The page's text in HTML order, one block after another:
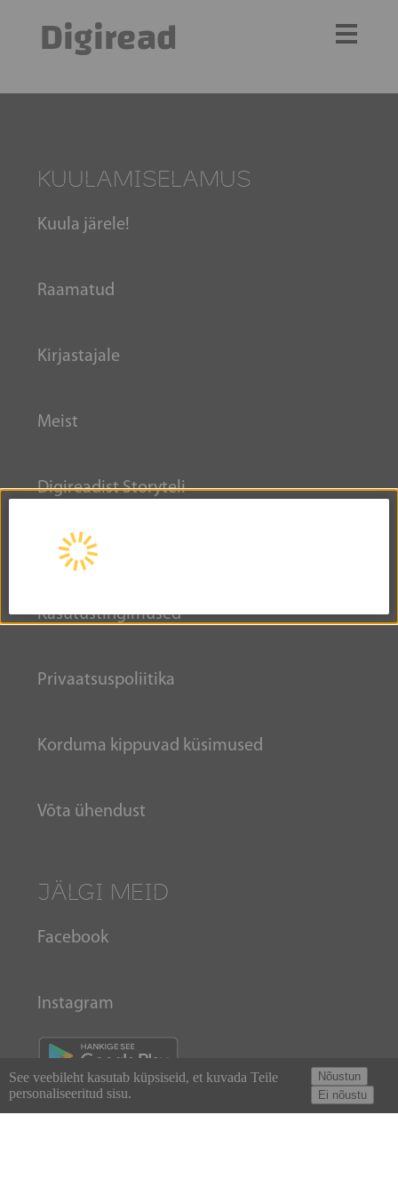
See veebileht kasutab küpsiseid, et kuvada Teile
personaliseeritud sisu.
Nõustun
Ei nõustu
Digiread
KUULAMISELAMUS
Kuula järele!
Raamatud
Kirjastajale
Meist
Digireadist Storyteli
INFORMATSIOON
Kasutustingimused
Privaatsuspoliitika
Korduma kippuvad küsimused
Võta ühendust
JÄLGI MEID
Facebook
Instagram